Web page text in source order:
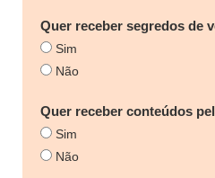
Quer receber segredos de
Sim
Não
Quer receber conteúdos
Sim
Não